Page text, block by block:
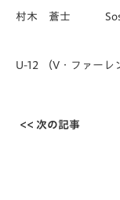
村木 蒼士
U-12 （V・ファーレ
<< 次の記事